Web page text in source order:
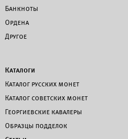
Банкноты
Ордена
Другое
Каталоги
Каталог русских монет
Каталог советских монет
Георгиевские кавалеры
Образцы подделок